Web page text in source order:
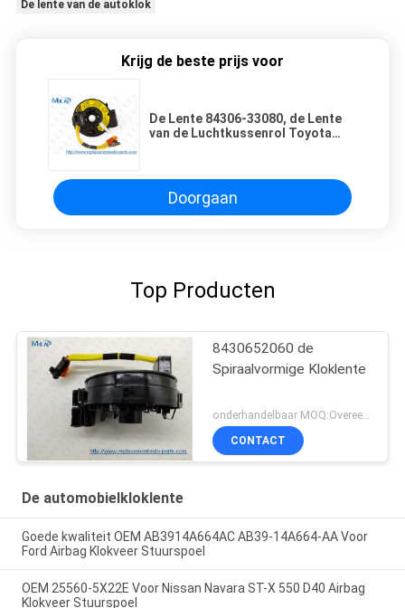
De lente van de autoklok
Krijg de beste prijs voor
De Lente 84306-33080, de Lente
van de Luchtkussenrol Toyota
Doorgaan
Top Producten
8430652060 de
Spiraalvormige Kloklente
onderhandelbaar MOQ:Overeen te komen
CONTACT
De automobielkloklente
Goede kwaliteit OEM AB3914A664AC AB39-14A664-AA Voor
Ford Airbag Klokveer Stuurspoel
OEM 25560-5X22E Voor Nissan Navara ST-X 550 D40 Airbag
Klokveer Stuurspoel